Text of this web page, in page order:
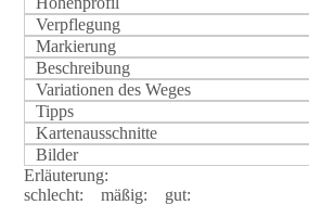
Verpflegung
Markierung
Beschreibung
Variationen des Weges
Tipps
Kartenausschnitte
Bilder
Erläuterung:
schlecht:
mäßig: gut: